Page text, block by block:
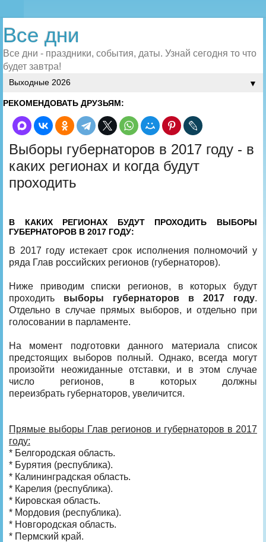
Все дни
Все дни - праздники, события, даты. Узнай сегодня то что
будет завтра!
▼
РЕКОМЕНДОВАТЬ ДРУЗЬЯМ:
Выборы губернаторов в 2017 году - в
каких регионах и когда будут
проходить
В КАКИХ РЕГИОНАХ БУДУТ ПРОХОДИТЬ ВЫБОРЫ
ГУБЕРНАТОРОВ В 2017 ГОДУ:
В 2017 году истекает срок исполнения полномочий у
ряда Глав российских регионов (губернаторов).
Ниже приводим списки регионов, в которых будут
проходить выборы губернаторов в 2017 году.
Отдельно в случае прямых выборов, и отдельно при
голосовании в парламенте.
На момент подготовки данного материала список
предстоящих выборов полный. Однако, всегда могут
произойти неожиданные отставки, и в этом случае
число регионов, в которых должны
переизбрать губернаторов, увеличится.
Прямые выборы Глав регионов и губернаторов в 2017
году:
* Белгородская область.
* Бурятия (республика).
* Калининградская область.
* Карелия (республика).
* Кировская область.
* Мордовия (республика).
* Новгородская область.
* Пермский край.